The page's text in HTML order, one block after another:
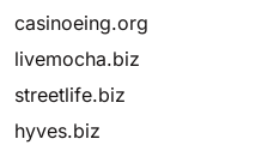
casinoeing.org
livemocha.biz
streetlife.biz
hyves.biz